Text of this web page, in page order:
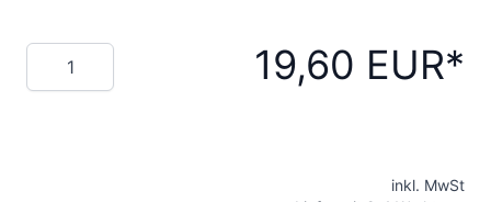
Menge 19,60 EUR
inkl. MwSt